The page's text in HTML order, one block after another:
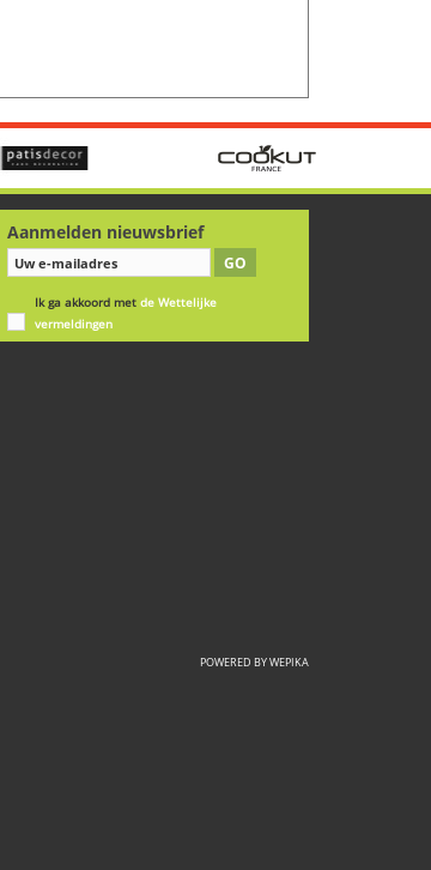
Aanmelden nieuwsbrief
GO
Ik ga akkoord met de Wettelijke
vermeldingen
POWERED BYWEPIKA